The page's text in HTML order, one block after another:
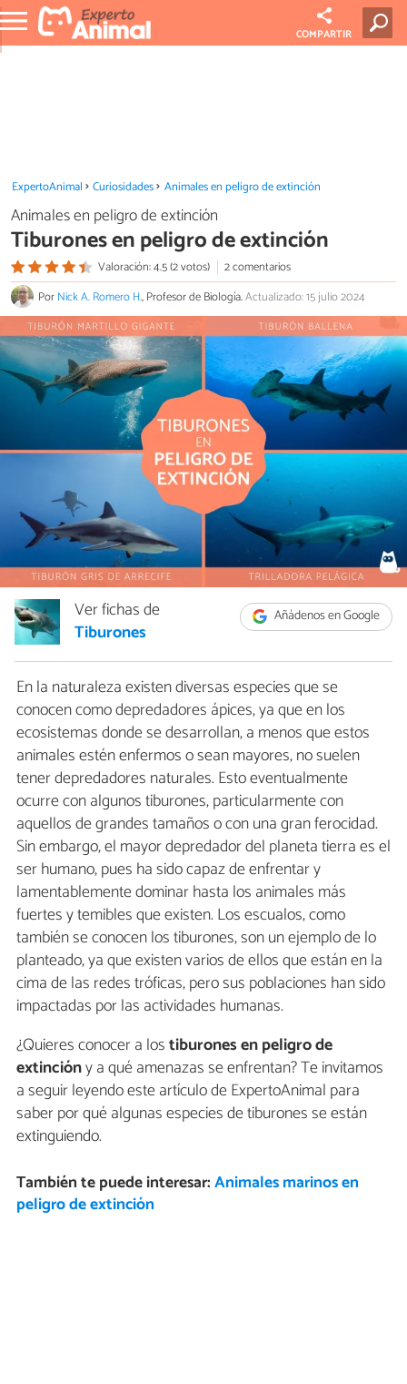
COMPARTIR
ExpertoAnimal Curiosidades Animales en peligro de extinción
Animales en peligro de extinción
Tiburones en peligro de extinción
Valoración: 4.5 (2 votos)
2 comentarios
PorNick A. Romero H., Profesor de Biología.Actualizado: 15 julio 2024
Añádenos en Google
Ver fichas de
Tiburones
En la naturaleza existen diversas especies que se
conocen como depredadores ápices, ya que en los
ecosistemas donde se desarrollan, a menos que estos
animales estén enfermos o sean mayores, no suelen
tener depredadores naturales. Esto eventualmente
ocurre con algunos tiburones, particularmente con
aquellos de grandes tamaños o con una gran ferocidad.
Sin embargo, el mayor depredador del planeta tierra es el
ser humano, pues ha sido capaz de enfrentar y
lamentablemente dominar hasta los animales más
fuertes y temibles que existen. Los escualos, como
también se conocen los tiburones, son un ejemplo de lo
planteado, ya que existen varios de ellos que están en la
cima de las redes tróficas, pero sus poblaciones han sido
impactadas por las actividades humanas.
¿Quieres conocer a lostiburones en peligro de
extincióny a qué amenazas se enfrentan? Te invitamos
a seguir leyendo este artículo de ExpertoAnimal para
saber por qué algunas especies de tiburones se están
extinguiendo.
También te puede interesar:Animales marinos en
peligro de extinción